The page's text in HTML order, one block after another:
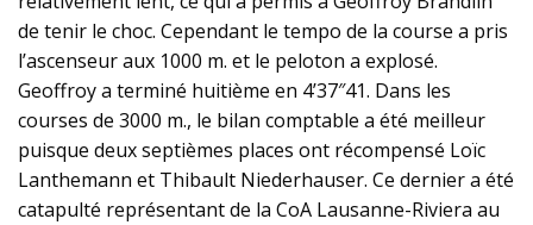
de tenir le choc. Cependant le tempo de la course a pris
l’ascenseur aux 1000 m. et le peloton a explosé.
Geoffroy a terminé huitième en 4’37″41. Dans les
courses de 3000 m., le bilan comptable a été meilleur
puisque deux septièmes places ont récompensé Loïc
Lanthemann et Thibault Niederhauser. Ce dernier a été
catapulté représentant de la CoA Lausanne-Riviera au